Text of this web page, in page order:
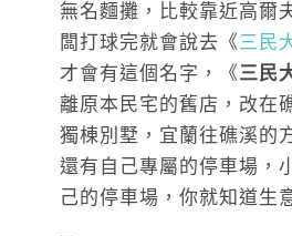
無名麵攤，比較靠近高爾
闆打球完就會說去《三民
才會有這個名字，《三民
離原本民宅的舊店，改在
獨棟別墅，宜蘭往礁溪的
還有自己專屬的停車場，
己的停車場，你就知道生